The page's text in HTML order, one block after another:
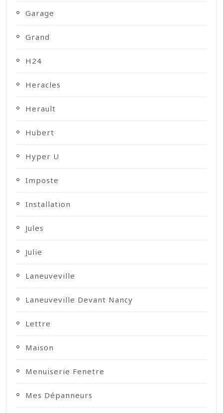
Garage
Grand
H24
Heracles
Herault
Hubert
Hyper U
Imposte
Installation
Jules
Julie
Laneuveville
Laneuveville Devant Nancy
Lettre
Maison
Menuiserie Fenetre
Mes Dépanneurs